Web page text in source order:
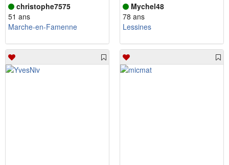
christophe7575
51 ans
Marche-en-Famenne
Mychel48
78 ans
Lessines